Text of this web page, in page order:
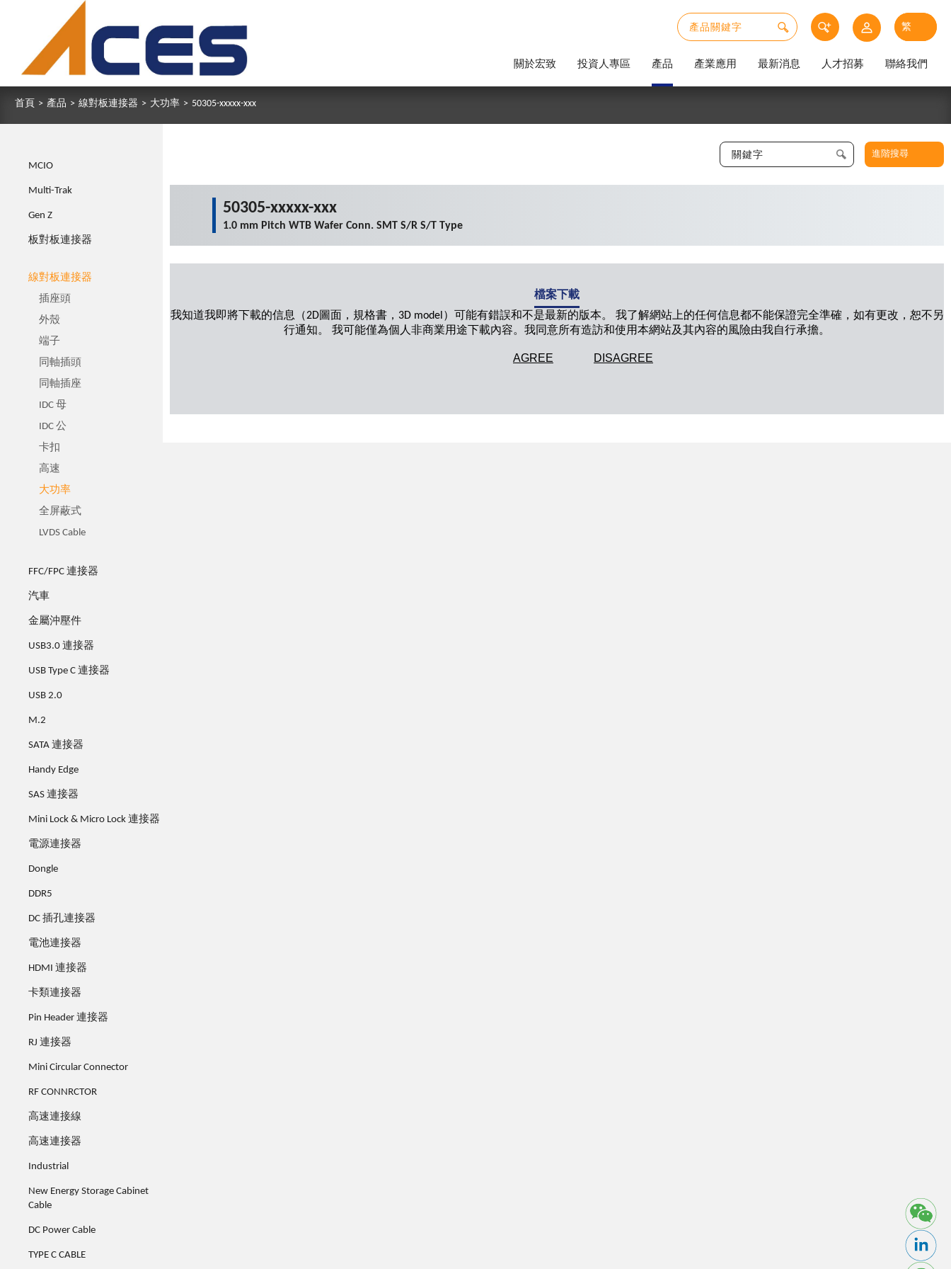
關於宏致 投資人專區 產品 產業應用 最新消息 人才招募 聯絡我們
首頁 > 產品 > 線對板連接器 > 大功率 > 50305-xxxxx-xxx
MCIO
Multi-Trak
Gen Z
板對板連接器
線對板連接器
插座頭
外殼
端子
同軸插頭
同軸插座
IDC 母
IDC 公
卡扣
高速
大功率
全屏蔽式
LVDS Cable
FFC/FPC 連接器
汽車
金屬沖壓件
USB3.0 連接器
USB Type C 連接器
USB 2.0
M.2
SATA 連接器
Handy Edge
SAS 連接器
Mini Lock & Micro Lock 連接器
電源連接器
Dongle
DDR5
DC 插孔連接器
電池連接器
HDMI 連接器
卡類連接器
Pin Header 連接器
RJ 連接器
Mini Circular Connector
RF CONNRCTOR
高速連接線
高速連接器
Industrial
New Energy Storage Cabinet
Cable
DC Power Cable
TYPE C CABLE
進階搜尋
50305-xxxxx-xxx
1.0 mm Pitch WTB Wafer Conn. SMT S/R S/T Type
檔案下載
我知道我即將下載的信息（2D圖面，規格書，3D model）可能有錯誤和不是最新的版本。 我了解網站上的任何信息都不能保證完全準確，如有更改，恕不另
行通知。 我可能僅為個人非商業用途下載內容。我同意所有造訪和使用本網站及其內容的風險由我自行承擔。
AGREE DISAGREE